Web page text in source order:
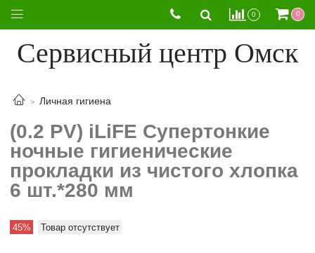
0 0
Сервисный центр Омск
Личная гигиена
(0.2 PV) iLiFE Супертонкие
ночные гигиенические
прокладки из чистого хлопка
6 шт.*280 мм
45% Товар отсутствует